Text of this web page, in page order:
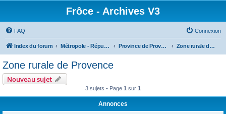
Frôce - Archives V3
FAQ Connexion
Index du forum Métropole - République Frôceuse Province de Provence Zone rurale de Provence
Zone rurale de Provence
Nouveau sujet
3 sujets • Page 1 sur 1
Annonces